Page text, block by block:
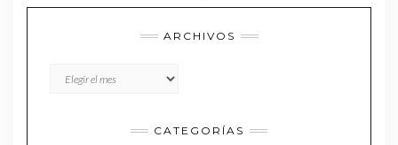
ARCHIVOS
CATEGORÍAS